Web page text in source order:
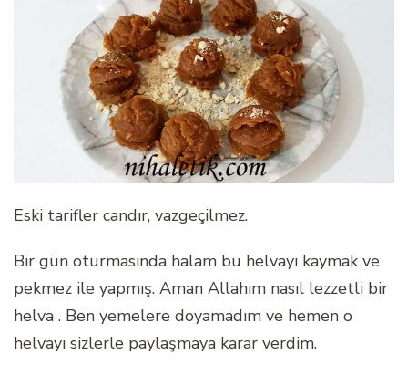
Eski tarifler candır, vazgeçilmez.
Bir gün oturmasında halam bu helvayı kaymak ve
pekmez ile yapmış. Aman Allahım nasıl lezzetli bir
helva . Ben yemelere doyamadım ve hemen o
helvayı sizlerle paylaşmaya karar verdim.